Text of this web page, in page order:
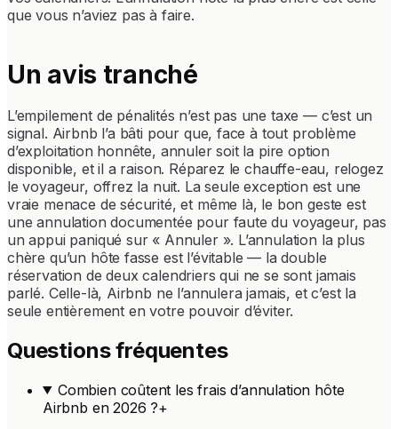
que vous n’aviez pas à faire.
Un avis tranché
L’empilement de pénalités n’est pas une taxe — c’est un
signal. Airbnb l’a bâti pour que, face à tout problème
d’exploitation honnête, annuler soit la pire option
disponible, et il a raison. Réparez le chauffe-eau, relogez
le voyageur, offrez la nuit. La seule exception est une
vraie menace de sécurité, et même là, le bon geste est
une annulation documentée pour faute du voyageur, pas
un appui paniqué sur « Annuler ». L’annulation la plus
chère qu’un hôte fasse est l’évitable — la double
réservation de deux calendriers qui ne se sont jamais
parlé. Celle-là, Airbnb ne l’annulera jamais, et c’est la
seule entièrement en votre pouvoir d’éviter.
Questions fréquentes
Combien coûtent les frais d’annulation hôte
Airbnb en 2026 ?+